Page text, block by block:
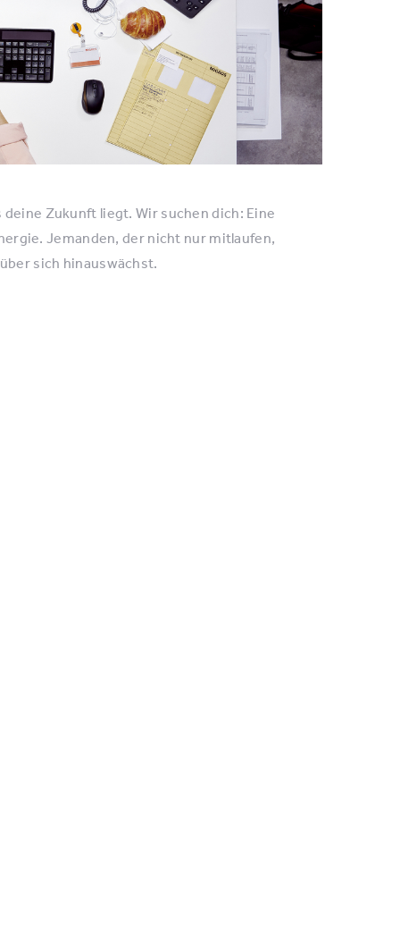
Zukunft liegt. Wir suchen dich: Eine
Jemanden, der nicht nur mitlaufen,
sich hinauswächst.